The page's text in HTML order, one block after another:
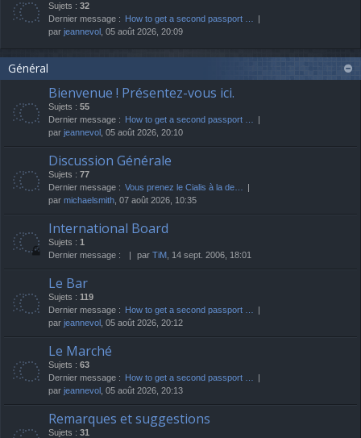
Sujets : 32
Dernier message : How to get a second passport …
par jeannevol , 05 août 2026, 20:09
Général
Bienvenue ! Présentez-vous ici.
Sujets : 55
Dernier message : How to get a second passport …
par jeannevol , 05 août 2026, 20:10
Discussion Générale
Sujets : 77
Dernier message : Vous prenez le Cialis à la de…
par michaelsmith , 07 août 2026, 10:35
International Board
Sujets : 1
Dernier message :
par TiM , 14 sept. 2006, 18:01
Le Bar
Sujets : 119
Dernier message : How to get a second passport …
par jeannevol , 05 août 2026, 20:12
Le Marché
Sujets : 63
Dernier message : How to get a second passport …
par jeannevol , 05 août 2026, 20:13
Remarques et suggestions
Sujets : 31